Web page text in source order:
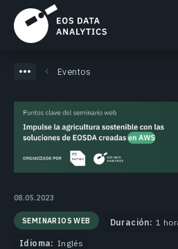
Eventos
08.05.2023
SEMINARIOS WEB Duración: 1
Idioma: Inglés